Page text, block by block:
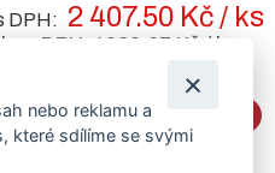
DPH: 2 407.50 Kč / ks
DPH: 1989.67 Kč / ks
+ ks DO KOŠÍKU
nebo reklamu a
které sdílíme se svými